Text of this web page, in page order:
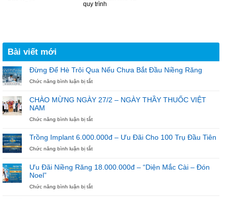
quy trình
Bài viết mới
Đừng Để Hè Trôi Qua Nếu Chưa Bắt Đầu Niềng Răng
Chức năng bình luận bị tắtở
Hè
Qua
Chưa
Bắt
Đầu
Răng
CHÀO MỪNG NGÀY 27/2 – NGÀY THẦY THUỐC VIỆT
NAM
Chức năng bình luận bị tắtở
MỪNG
NGÀY
27/2
NGÀY
VIỆT
Trồng Implant 6.000.000đ – Ưu Đãi Cho 100 Trụ Đầu Tiên
Chức năng bình luận bị tắtở
6.000.000đ
Ưu
Ưu Đãi Niềng Răng 18.000.000đ – “Diện Mắc Cài – Đón
Noel”
Chức năng bình luận bị tắtở